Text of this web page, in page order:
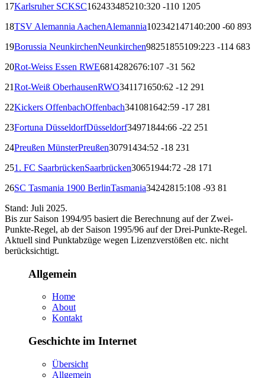
17Karlsruher SCKSC162433485210:320 -110 1205
18TSV Alemannia AachenAlemannia102342147140:200 -60 893
19Borussia NeunkirchenNeunkirchen98251855109:223 -114 683
20Rot-Weiss Essen RWE6814282676:107 -31 562
21Rot-Weiß OberhausenRWO3411 71650:62 -12 291
22Kickers OffenbachOffenbach341081642:59 -17 281
23Fortuna DüsseldorfDüsseldorf34971844:66 -22 251
24Preußen MünsterPreußen30791434:52 -18 231
251. FC SaarbrückenSaarbrücken30651944:72 -28 171
26SC Tasmania 1900 BerlinTasmania34242815:108 -93 81
Stand: Juli 2025.
Bis zur Saison 1994/95 basiert die Berechnung auf der Zwei-
Punkte-Regel, ab der Saison 1995/96 auf der Drei-Punkte-Regel.
Aktuell sind Punktabzüge wegen Lizenzverstößen etc. nicht
berücksichtigt.
Allgemein
Home
About
Kontakt
Geschichte im Internet
Übersicht
Allgemein